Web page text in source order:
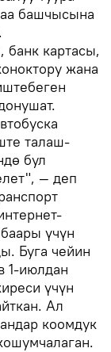
башчысына
банк картасы,
жана
талаш-
бул
— деп
үчүн
Буга чейин
1-июлдан
үчүн
Ал
коомдук